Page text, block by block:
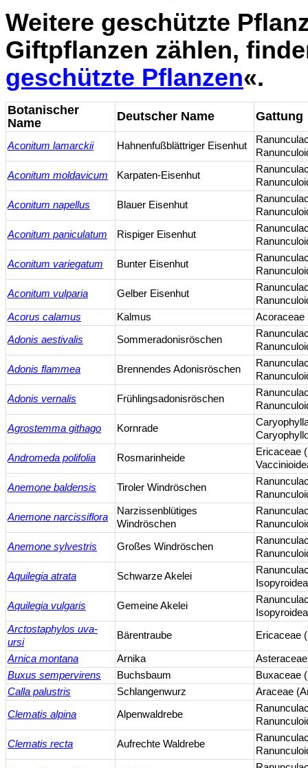
Weitere geschützte
Giftpflanzen zählen,
geschützte Pflanzen«.
Botanischer
Name
Deutscher Name Gattung
Aconitum lamarckii Hahnenfußblättriger Eisenhut
Aconitum moldavicum Karpaten-Eisenhut
Aconitum napellus Blauer Eisenhut
Aconitum paniculatum Rispiger Eisenhut
Aconitum variegatum Bunter Eisenhut
Aconitum vulparia Gelber Eisenhut
Acorus calamus
Kalmus Acoraceae
Adonis aestivalis Sommeradonisröschen
Adonis flammea Brennendes Adonisröschen
Adonis vernalis Frühlingsadonisröschen
Agrostemma githago Kornrade
Andromeda polifolia Rosmarinheide
Ericaceae
Anemone baldensis Tiroler Windröschen
Anemone narcissiflora
Narzissenblütiges
Windröschen
Anemone sylvestris Großes Windröschen
Aquilegia atrata Schwarze Akelei
Aquilegia vulgaris Gemeine Akelei
Arctostaphylos uva-
ursi
Bärentraube Ericaceae
Arnica montana Arnika
Buxus sempervirens
Buchsbaum
Buxaceae
Calla palustris
Schlangenwurz Araceae
Clematis alpina Alpenwaldrebe
Clematis recta Aufrechte Waldrebe